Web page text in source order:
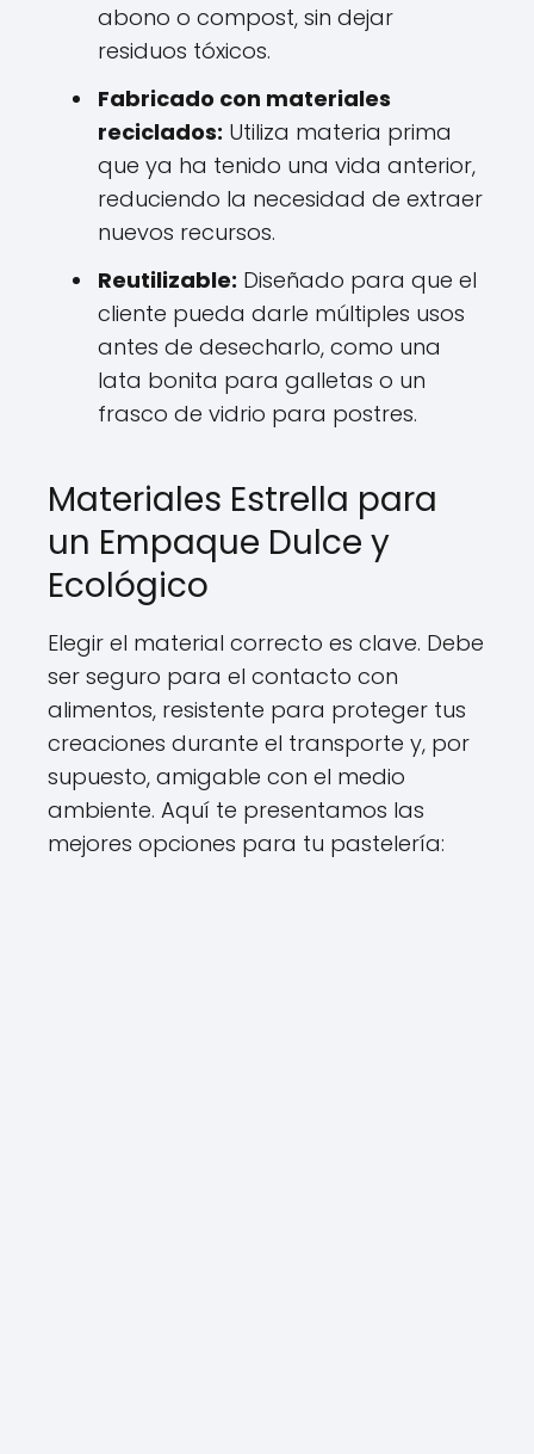
abono o compost, sin dejar
residuos tóxicos.
Fabricado con materiales
reciclados: Utiliza materia prima
que ya ha tenido una vida anterior,
reduciendo la necesidad de extraer
nuevos recursos.
Reutilizable: Diseñado para que el
cliente pueda darle múltiples usos
antes de desecharlo, como una
lata bonita para galletas o un
frasco de vidrio para postres.
Materiales Estrella para
un Empaque Dulce y
Ecológico
Elegir el material correcto es clave. Debe
ser seguro para el contacto con
alimentos, resistente para proteger tus
creaciones durante el transporte y, por
supuesto, amigable con el medio
ambiente. Aquí te presentamos las
mejores opciones para tu pastelería: